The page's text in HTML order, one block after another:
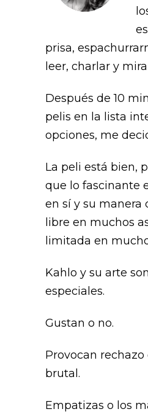
prisa,
leer, charlar y
Después de 10
pelis en la lista
opciones, me
La peli está bien,
que lo fascinante
en sí y su manera
libre en muchos
limitada en
Kahlo y su arte
especiales.
Gustan o no.
Provocan
brutal.
Empatizas o los